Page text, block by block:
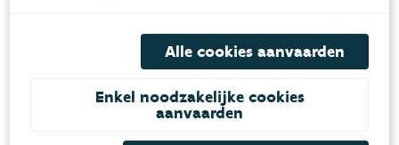
Download pdf
Alle cookies aanvaarden
Enkel noodzakelijke cookies
aanvaarden